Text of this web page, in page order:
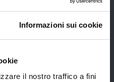
Informazioni sui cookie
il nostro traffico a fini